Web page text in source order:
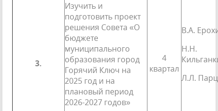
3.
Изучить и
подготовить проект
решения Совета «О
бюджете
муниципального
образования город
Горячий Ключ на
2025 год и на
плановый период
2026-2027 годов»
4
квартал
В.А.
Н.Н.
Л.Л.